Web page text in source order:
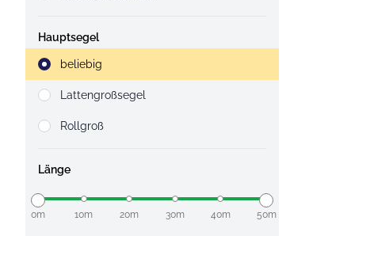
Hauptsegel
Strahlruder
beliebig
Lattengroßsegel
Rollgroß
Länge
0m 10m 20m 30m 40m 50m